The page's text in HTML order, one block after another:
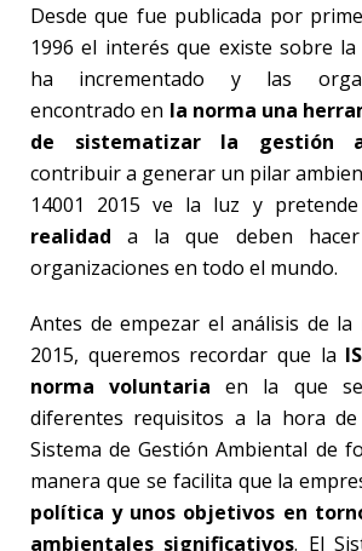
Desde que fue publicada por
1996 el interés que existe sobre
ha incrementado y las
encontrado en la norma una
de sistematizar la gestión
contribuir a generar un pilar
14001 2015 ve la luz y pretende
realidad a la que deben
organizaciones en todo el mundo.
Antes de empezar el análisis de la
2015, queremos recordar que la
norma voluntariaen la que
diferentes requisitos a la hora
Sistema de Gestión Ambiental de
manera que se facilita que la
política y unos objetivos en
ambientales significativos. El